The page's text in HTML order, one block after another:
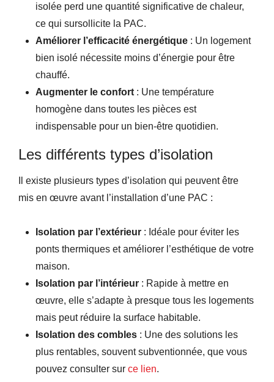
isolée perd une quantité significative de chaleur,
ce qui sursollicite la PAC.
Améliorer l’efficacité énergétique : Un logement
bien isolé nécessite moins d’énergie pour être
chauffé.
Augmenter le confort : Une température
homogène dans toutes les pièces est
indispensable pour un bien-être quotidien.
Les différents types d’isolation
Il existe plusieurs types d’isolation qui peuvent être
mis en œuvre avant l’installation d’une PAC :
Isolation par l’extérieur : Idéale pour éviter les
ponts thermiques et améliorer l’esthétique de votre
maison.
Isolation par l’intérieur : Rapide à mettre en
œuvre, elle s’adapte à presque tous les logements
mais peut réduire la surface habitable.
Isolation des combles : Une des solutions les
plus rentables, souvent subventionnée, que vous
pouvez consulter sur ce lien.